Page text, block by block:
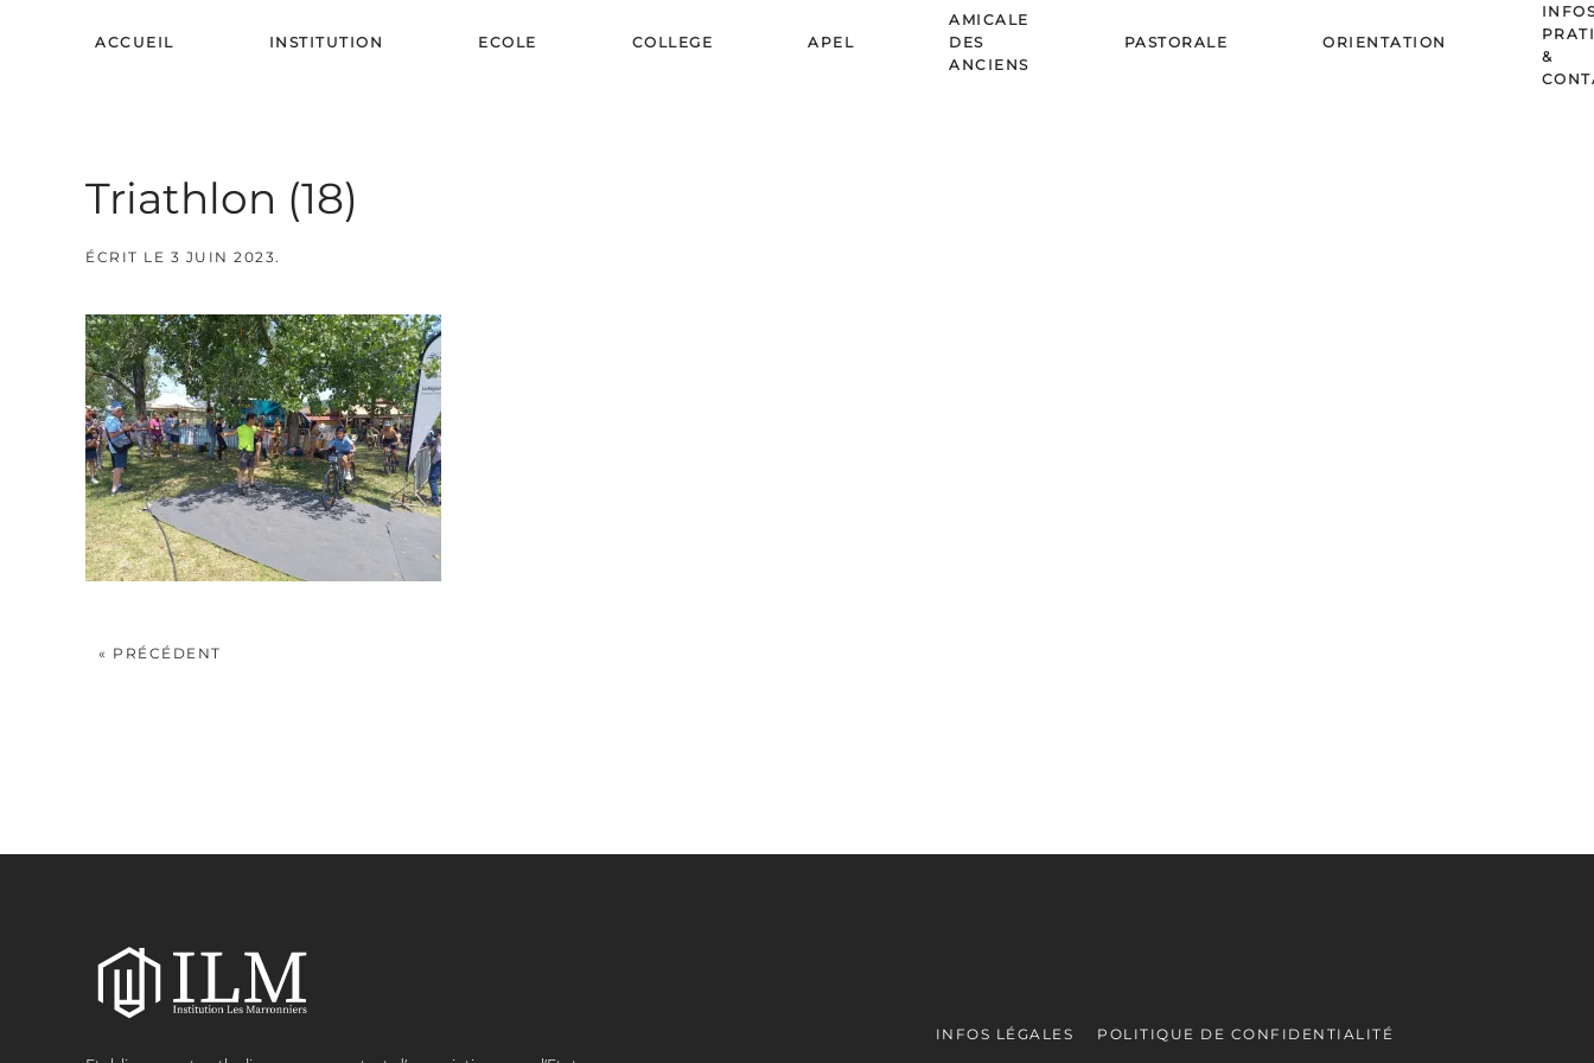
ACCUEIL INSTITUTION ECOLE COLLEGE APEL
AMICALE
DES
ANCIENS
PASTORALE ORIENTATION
&
Triathlon (18)
ÉCRIT LE 3 JUIN 2023.
« PRÉCÉDENT
INFOS LÉGALES POLITIQUE DE CONFIDENTIALITÉ